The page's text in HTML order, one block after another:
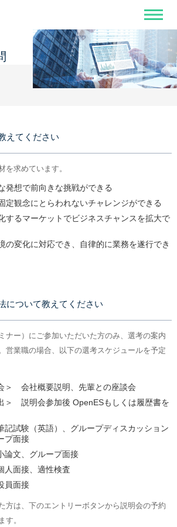
えてください
を求めています。
発想で前向きな挑戦ができる
定観念にとらわれないチャレンジができる
するマーケットでビジネスチャンスを拡大で
の変化に対応でき、自律的に業務を遂行でき
について教えてください
ナー）にご参加いただいた方のみ、選考の案内
営業職の場合、以下の選考スケジュールを予定
＞ 会社概要説明、先輩との座談会
＞ 説明会参加後 OpenESもしくは履歴書を
試験（英語）、グループディスカッション
プ面接
文、グループ面接
面接、適性検査
員面接
方は、下のエントリーボタンから説明会の予約
す。